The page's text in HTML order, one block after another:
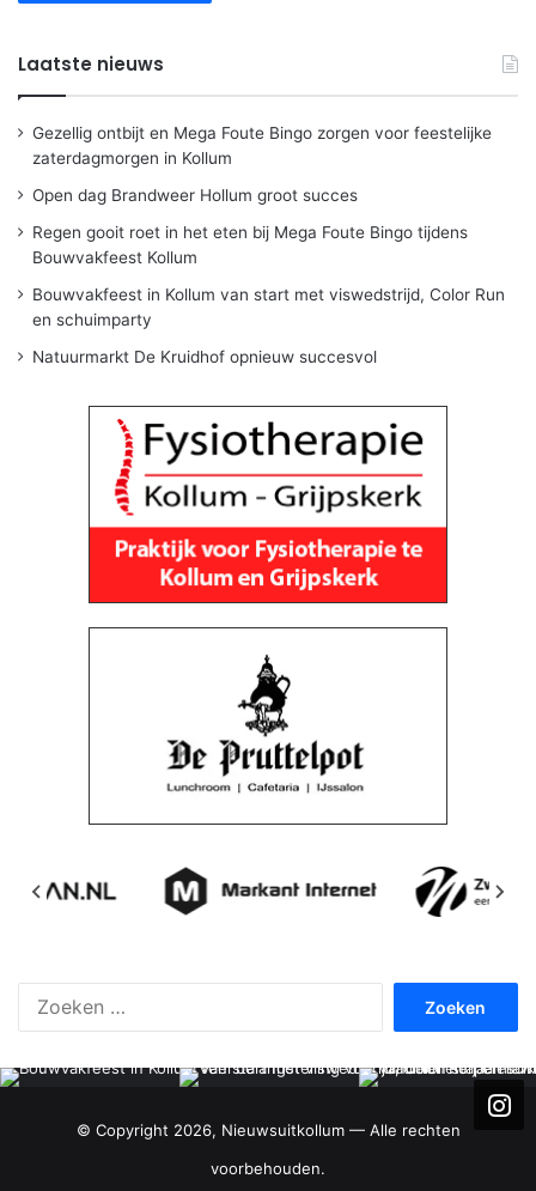
Laatste nieuws
Gezellig ontbijt en Mega Foute Bingo zorgen voor feestelijke
zaterdagmorgen in Kollum
Open dag Brandweer Hollum groot succes
Regen gooit roet in het eten bij Mega Foute Bingo tijdens
Bouwvakfeest Kollum
Bouwvakfeest in Kollum van start met viswedstrijd, Color Run
en schuimparty
Natuurmarkt De Kruidhof opnieuw succesvol
© Copyright 2026, Nieuwsuitkollum — Alle rechten
voorbehouden.